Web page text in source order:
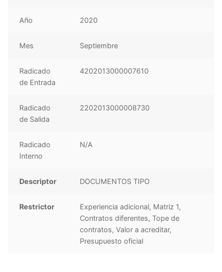
Año 2020
Mes Septiembre
Radicado
de Entrada
4202013000007610
Radicado
de Salida
2202013000008730
Radicado
Interno
N/A
Descriptor DOCUMENTOS TIPO
Restrictor
Experiencia adicional, Matriz 1,
Contratos diferentes, Tope de
contratos, Valor a acreditar,
Presupuesto oficial